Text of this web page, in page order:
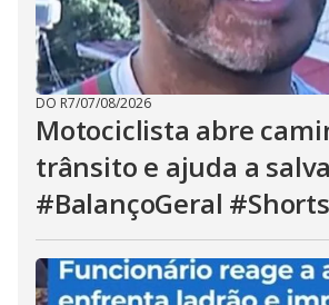
DO R7/07/08/2026
Motociclista abre
trânsito e ajuda a
#BalançoGeral #Shorts